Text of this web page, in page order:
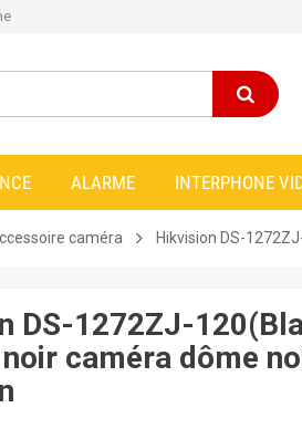
ALARME INTERPHONE
caméra Hikvision DS-
DS-1272ZJ-
caméra dôme